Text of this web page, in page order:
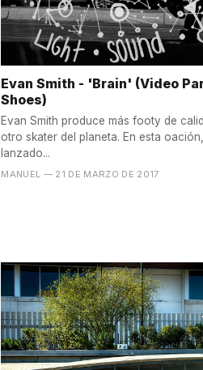
Evan Smith - 'Brain' (Video
Shoes)
Evan Smith produce más footy de
otro skater del planeta. En esta
lanzado...
MANUEL — 21 DE MARZO DE 2017